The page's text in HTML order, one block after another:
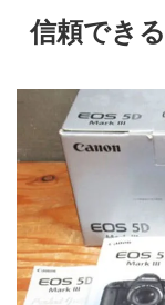
信頼でき